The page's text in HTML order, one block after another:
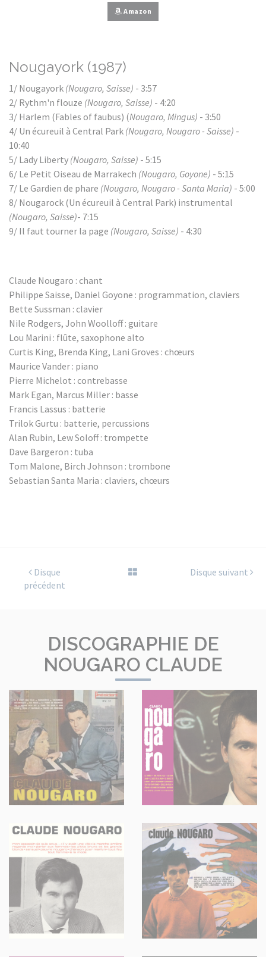
Amazon
Nougayork (1987)
1/ Nougayork (Nougaro, Saisse) - 3:57
2/ Rythm'n flouze (Nougaro, Saisse) - 4:20
3/ Harlem (Fables of faubus) (Nougaro, Mingus) - 3:50
4/ Un écureuil à Central Park (Nougaro, Nougaro - Saisse) -
10:40
5/ Lady Liberty (Nougaro, Saisse) - 5:15
6/ Le Petit Oiseau de Marrakech (Nougaro, Goyone) - 5:15
7/ Le Gardien de phare (Nougaro, Nougaro - Santa Maria) - 5:00
8/ Nougarock (Un écureuil à Central Park) instrumental
(Nougaro, Saisse)- 7:15
9/ Il faut tourner la page (Nougaro, Saisse) - 4:30
Claude Nougaro : chant
Philippe Saisse, Daniel Goyone : programmation, claviers
Bette Sussman : clavier
Nile Rodgers, John Woolloff : guitare
Lou Marini : flûte, saxophone alto
Curtis King, Brenda King, Lani Groves : chœurs
Maurice Vander : piano
Pierre Michelot : contrebasse
Mark Egan, Marcus Miller : basse
Francis Lassus : batterie
Trilok Gurtu : batterie, percussions
Alan Rubin, Lew Soloff : trompette
Dave Bargeron : tuba
Tom Malone, Birch Johnson : trombone
Sebastian Santa Maria : claviers, chœurs
Disque
précédent
Disque suivant
DISCOGRAPHIE DE
NOUGARO CLAUDE